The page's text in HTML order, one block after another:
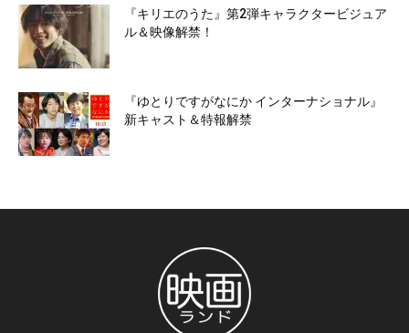
『キリエのうた』第2弾キャラクタービジュア
ル＆映像解禁！
『ゆとりですがなにか インターナショナル』
新キャスト＆特報解禁